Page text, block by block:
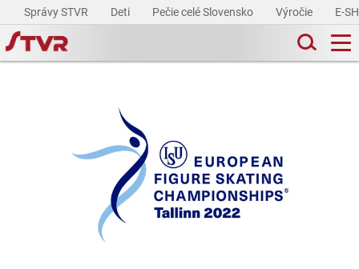
Správy STVR Deti Pečie celé Slovensko Výročie E-